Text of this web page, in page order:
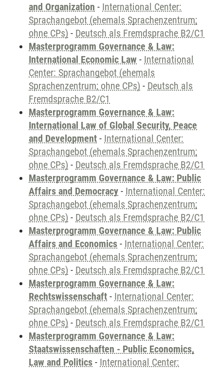
and Organization - International Center:
Sprachangebot (ehemals Sprachenzentrum;
ohne CPs) - Deutsch als Fremdsprache B2/C1
Masterprogramm Governance & Law:
International Economic Law - International
Center: Sprachangebot (ehemals
Sprachenzentrum; ohne CPs) - Deutsch als
Fremdsprache B2/C1
Masterprogramm Governance & Law:
International Law of Global Security, Peace
and Development - International Center:
Sprachangebot (ehemals Sprachenzentrum;
ohne CPs) - Deutsch als Fremdsprache B2/C1
Masterprogramm Governance & Law: Public
Affairs and Democracy - International Center:
Sprachangebot (ehemals Sprachenzentrum;
ohne CPs) - Deutsch als Fremdsprache B2/C1
Masterprogramm Governance & Law: Public
Affairs and Economics - International Center:
Sprachangebot (ehemals Sprachenzentrum;
ohne CPs) - Deutsch als Fremdsprache B2/C1
Masterprogramm Governance & Law:
Rechtswissenschaft - International Center:
Sprachangebot (ehemals Sprachenzentrum;
ohne CPs) - Deutsch als Fremdsprache B2/C1
Masterprogramm Governance & Law:
Staatswissenschaften - Public Economics,
Law and Politics - International Center: